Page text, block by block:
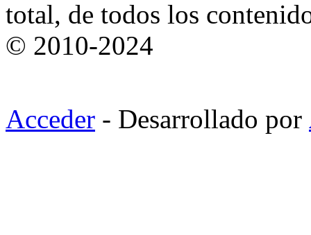
total, de todos los
© 2010-2024
Acceder - Desarrollado por